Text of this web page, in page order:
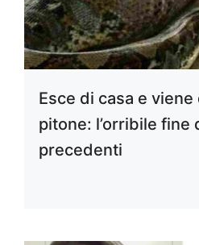
Esce di casa e
pitone: l’orribile fine
precedenti